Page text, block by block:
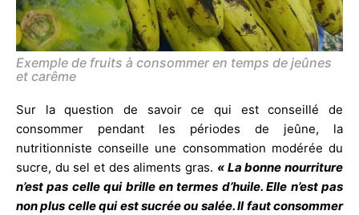
Exemple de fruits à consommer en temps de jeûnes
et carême
Sur la question de savoir ce qui est conseillé de
consommer pendant les périodes de jeûne, la
nutritionniste conseille une consommation modérée du
sucre, du sel et des aliments gras. « La bonne nourriture
n’est pas celle qui brille en termes d’huile. Elle n’est pas
non plus celle qui est sucrée ou salée. Il faut consommer